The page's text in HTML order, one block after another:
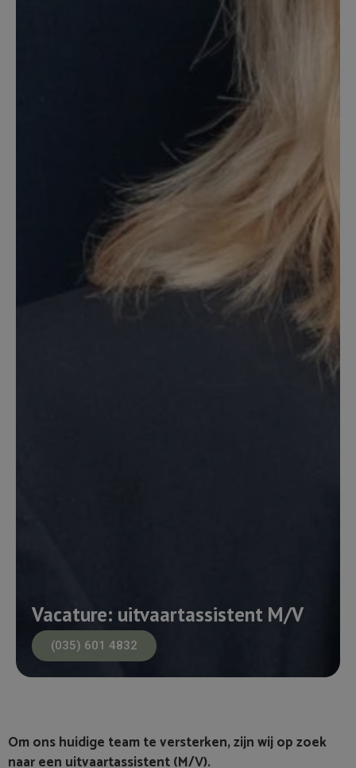
Vacature: uitvaartassistent M/V
(035) 601 4832
Om ons huidige team te versterken, zijn wij op zoek
naar een uitvaartassistent (M/V).